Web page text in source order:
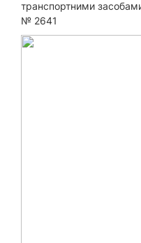
транспортними
№ 2641